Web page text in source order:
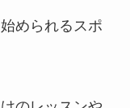
められるスポ